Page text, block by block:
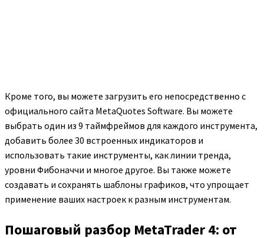
Кроме того, вы можете загрузить его непосредственно с
официального сайта MetaQuotes Software. Вы можете
выбрать один из 9 таймфреймов для каждого инструмента,
добавить более 30 встроенных индикаторов и
использовать такие инструменты, как линии тренда,
уровни Фибоначчи и многое другое. Вы также можете
создавать и сохранять шаблоны графиков, что упрощает
применение ваших настроек к разным инструментам.
Пошаговый разбор MetaTrader 4: от